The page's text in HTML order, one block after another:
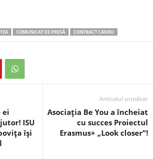
COMUNICAT DE PRESĂ CONTRACT CADRU
ei
ISU
își
Articolul următor
Asociația Be You a încheiat
cu succes Proiectul
Erasmus+ „Look closer”!